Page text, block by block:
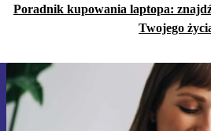
Poradnik kupowania laptopa:
Twojego
Zapisz się na nasz
Nie przegap żadnej